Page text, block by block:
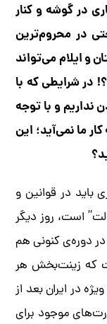
در گوشه و کنار
در محروم‌ترین
و ایلام می‌تواند
در شرایطی که با
نداریم و با توجه
ما نمی‌آید؛ این
باید در قوانین و
است، روز دیگر
دوره‌ی کنونی هم
که زینت‌بخش هر
در ایران بعد از
موجود برای